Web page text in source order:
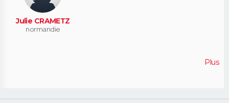
Julie CRAMETZ
normandie
Plus